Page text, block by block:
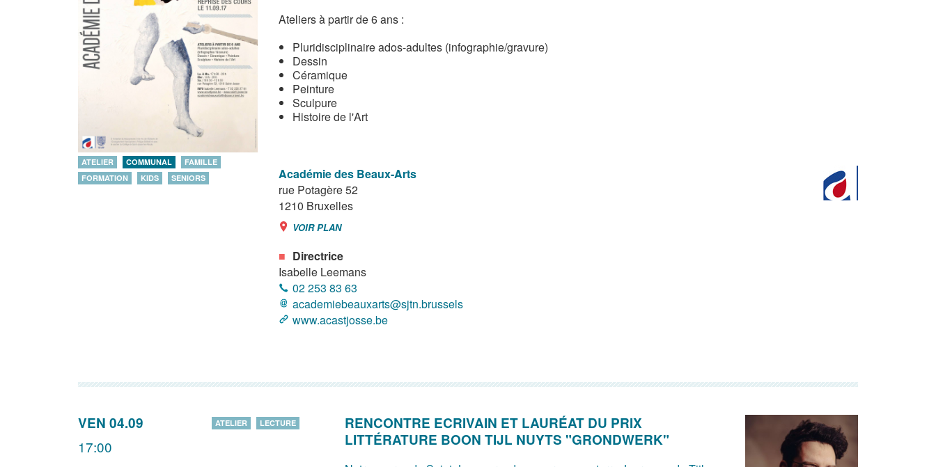
ATELIER COMMUNAL
FAMILLE
FORMATION
KIDS SENIORS
Ateliers à partir de 6 ans :
Pluridisciplinaire ados-adultes (infographie/gravure)
Dessin
Céramique
Peinture
Sculpure
Histoire de l'Art
Académie des Beaux-Arts
rue Potagère 52
1210 Bruxelles
VOIR PLAN
Directrice
Isabelle Leemans
02 253 83 63
academiebeauxarts@sjtn.brussels
www.acastjosse.be
VEN 04.09
17:00
ATELIER LECTURE
RENCONTRE ECRIVAIN ET LAURÉAT DU PRIX
LITTÉRATURE BOON TIJL NUYTS "GRONDWERK"